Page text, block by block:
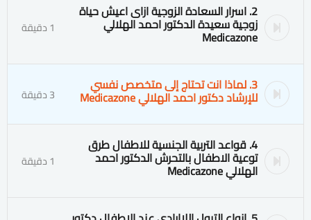
2. اسرار السعادة الزوجية ازاى اعيش حياة
زوجية سعيدة الدكتور احمد الهلالي
Medicazone 1 دقيقة
3. لماذا انت تحتاج إلى متخصص نفسي
للإرشاد دكتور احمد الهلالي Medicazone 3 دقيقة
4. قواعد التربية الجنسية للاطفال طرق
توعية الاطفال بالتحرش الدكتور احمد
الهلالي Medicazone 1 دقيقة